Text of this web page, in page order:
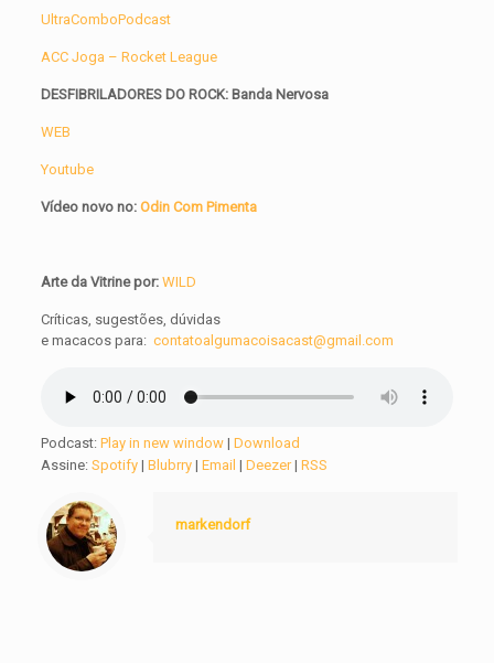
UltraComboPodcast
ACC Joga – Rocket League
DESFIBRILADORES DO ROCK: Banda Nervosa
WEB
Youtube
Vídeo novo no:Odin Com Pimenta
Arte da Vitrine por: WILD
Críticas, sugestões, dúvidas
e macacos para: contatoalgumacoisacast@gmail.com
Podcast:Play in new window |Download
Assine:Spotify |Blubrry |Email |Deezer|RSS
markendorf